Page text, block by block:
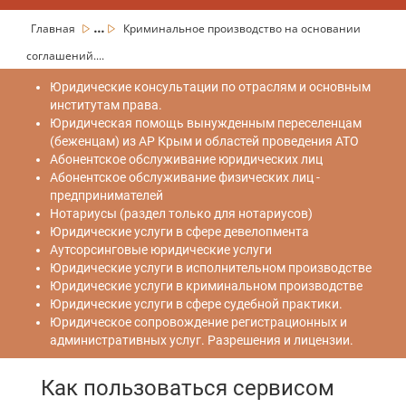
Главная ...
Криминальное производство на основании
соглашений....
Юридические консультации по отраслям и основным
институтам права.
Юридическая помощь вынужденным переселенцам
(беженцам) из АР Крым и областей проведения АТО
Абонентское обслуживание юридических лиц
Абонентское обслуживание физических лиц -
предпринимателей
Нотариусы (раздел только для нотариусов)
Юридические услуги в сфере девелопмента
Аутсорсинговые юридические услуги
Юридические услуги в исполнительном производстве
Юридические услуги в криминальном производстве
Юридические услуги в сфере судебной практики.
Юридическое сопровождение регистрационных и
административных услуг. Разрешения и лицензии.
Как пользоваться сервисом